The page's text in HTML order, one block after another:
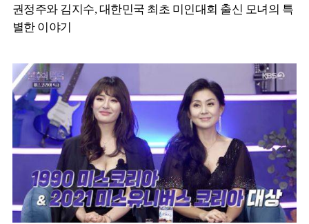
권정주와 김지수, 대한민국 최초 미인대회 출신 모녀의 특
별한 이야기